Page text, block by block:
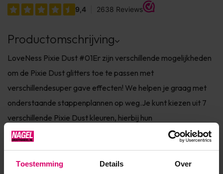
Toestemming Details Over
Productomschrijving
LoveNess Pixie Dust #01Er zijn verschillende mogelijkheden
om de Pixie Dust glitters toe te passen met
verschillendesuper gave effecten! We helpen je graag met
onderstaande stappenplannen op weg.Je kunt kiezen uit 7
verschillende Pixie Dust kleuren, hierbij hun
kleuromschrijving:01. Pixie Dust 01 by #LVS heeft een
prachtig, subtiele multi color g...
Toon meer